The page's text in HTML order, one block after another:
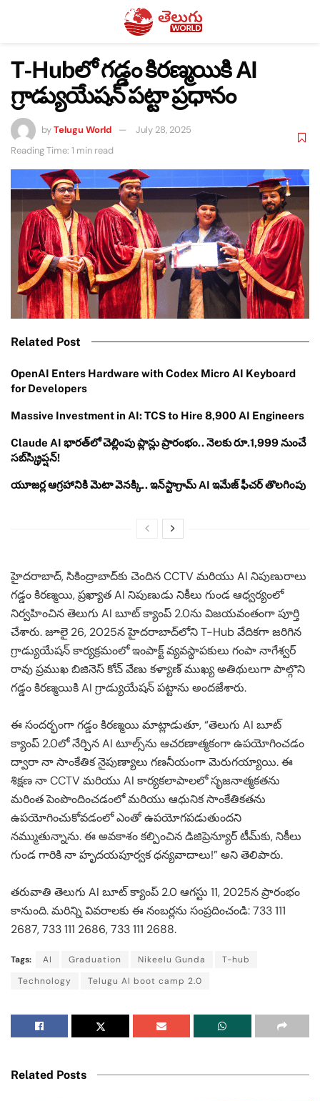
T-Hubలో గడ్డం కిరణ్మయికి AI
గ్రాడ్యుయేషన్ పట్టా ప్రధానం
byTelugu World
July 28, 2025
Reading Time: 1 min read
Related Post
OpenAI Enters Hardware with Codex Micro AI Keyboard
for Developers
Massive Investment in AI: TCS to Hire 8,900 AI Engineers
Claude AI భారత్‌లో చెల్లింపు ప్లాన్లు ప్రారంభం.. నెలకు రూ.1,999 నుంచే
సబ్‌స్క్రిప్షన్!
యూజర్ల ఆగ్రహానికి మెటా వెనక్కి.. ఇన్‌స్టాగ్రామ్ AI ఇమేజ్ ఫీచర్ తొలగింపు
హైదరాబాద్, సికింద్రాబాద్‌కు చెందిన CCTV మరియు AI నిపుణురాలు
గడ్డం కిరణ్మయి, ప్రఖ్యాత AI నిపుణుడు నికీలు గుండ ఆధ్వర్యంలో
నిర్వహించిన తెలుగు AI బూట్ క్యాంప్ 2.0ను విజయవంతంగా పూర్తి
చేశారు. జూలై 26, 2025న హైదరాబాద్‌లోని T-Hub వేదికగా జరిగిన
గ్రాడ్యుయేషన్ కార్యక్రమంలో ఇంపాక్ట్ వ్యవస్థాపకులు గంపా నాగేశ్వర్
రావు ప్రముఖ బిజినెస్ కోచ్ వేణు కళ్యాణ్ ముఖ్య అతిథులుగా పాల్గొని
గడ్డం కిరణ్మయికి AI గ్రాడ్యుయేషన్ పట్టాను అందజేశారు.
ఈ సందర్భంగా గడ్డం కిరణ్మయి మాట్లాడుతూ, “తెలుగు AI బూట్
క్యాంప్ 2.0లో నేర్పిన AI టూల్స్‌ను ఆచరణాత్మకంగా ఉపయోగించడం
ద్వారా నా సాంకేతిక నైపుణ్యాలు గణనీయంగా మెరుగయ్యాయి. ఈ
శిక్షణ నా CCTV మరియు AI కార్యకలాపాలలో సృజనాత్మకతను
మరింత పెంపొందించడంలో మరియు ఆధునిక సాంకేతికతను
ఉపయోగించుకోవడంలో ఎంతో ఉపయోగపడుతుందని
నమ్ముతున్నాను. ఈ అవకాశం కల్పించిన డిజిప్రెన్యూర్ టీమ్‌కు, నికీలు
గుండ గారికి నా హృదయపూర్వక ధన్యవాదాలు!” అని తెలిపారు.
తరువాతి తెలుగు AI బూట్ క్యాంప్ 2.0 ఆగస్టు 11, 2025న ప్రారంభం
కానుంది. మరిన్ని వివరాలకు ఈ నంబర్లను సంప్రదించండి: 733 111
2687, 733 111 2686, 733 111 2688.
Tags: AI Graduation Nikeelu Gunda
T-hub
Technology
Telugu AI boot camp 2.0
Related Posts